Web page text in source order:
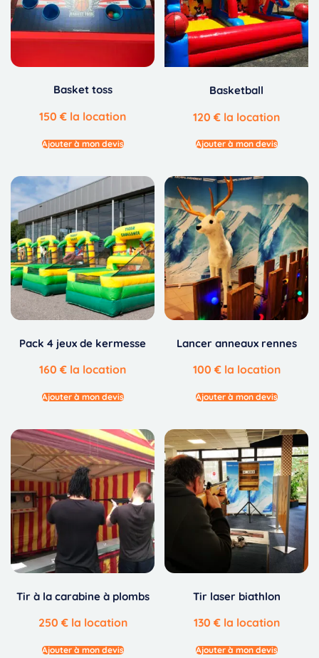
Basket toss
150 € la location
Ajouter à mon devis
Basketball
120 € la location
Ajouter à mon devis
Pack 4 jeux de kermesse
160 € la location
Ajouter à mon devis
Lancer anneaux rennes
100 €la location
Ajouter à mon devis
Tir à la carabine à plombs
250 €la location
Ajouter à mon devis
Tir laser biathlon
130 €la location
Ajouter à mon devis